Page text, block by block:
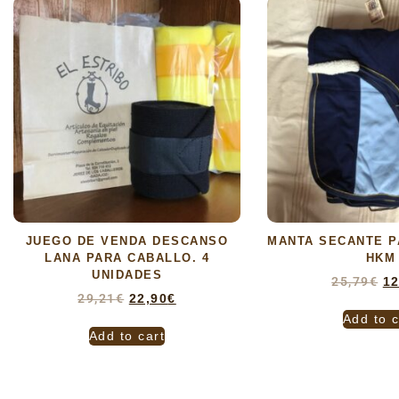
JUEGO DE VENDA DESCANSO
LANA PARA CABALLO. 4
UNIDADES
29,21€ 22,90€
Add to cart
MANTA SECANTE
HKM
25,79€
Add to